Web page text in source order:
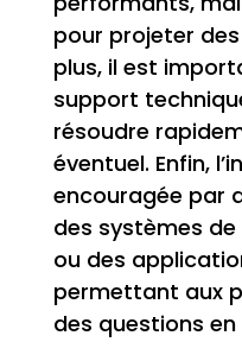
pour projeter
plus, il est
support
résoudre
éventuel. Enfin,
encouragée par
des systèmes
ou des
permettant aux
des questions